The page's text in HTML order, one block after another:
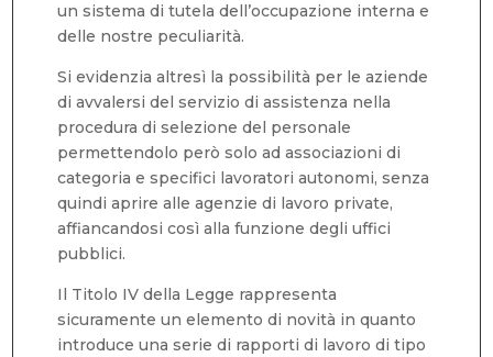
un sistema di tutela dell’occupazione interna e
delle nostre peculiarità.
Si evidenzia altresì la possibilità per le aziende
di avvalersi del servizio di assistenza nella
procedura di selezione del personale
permettendolo però solo ad associazioni di
categoria e specifici lavoratori autonomi, senza
quindi aprire alle agenzie di lavoro private,
affiancandosi così alla funzione degli uffici
pubblici.
Il Titolo IV della Legge rappresenta
sicuramente un elemento di novità in quanto
introduce una serie di rapporti di lavoro di tipo